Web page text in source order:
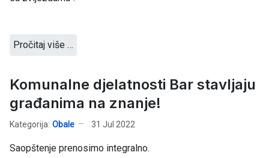
Pročitaj više …
Komunalne djelatnosti Bar stavljaju
građanima na znanje!
Kategorija: Obale 31 Jul 2022
Saopštenje prenosimo integralno.